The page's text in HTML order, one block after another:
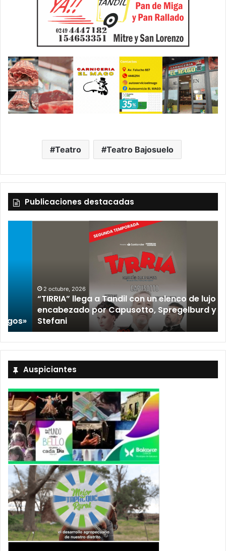
Teatro Teatro Bajosuelo
Publicaciones destacadas
2 octubre, 2026
“TIRRIA” llega a Tandil con un elenco de lujo
encabezado por Capusotto, Spregelburd y
Stefani
Auspiciantes